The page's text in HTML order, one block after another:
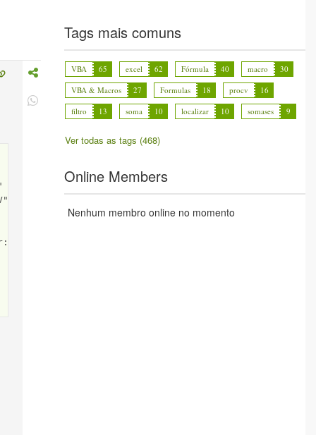
Tags mais comuns
VBA 65 excel 62 Fórmula 40 macro
30
VBA & Macros
27 Formulas 18 procv
16
filtro
13 soma 10 localizar 10 somases 9
Ver todas as tags (468)
Online Members
Nenhum membro online no momento